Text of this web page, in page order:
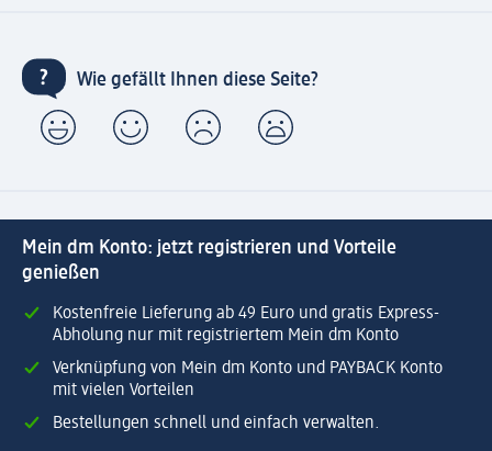
Wie gefällt Ihnen diese Seite?
Mein dm Konto: jetzt registrieren und Vorteile
genießen
Kostenfreie Lieferung ab 49 Euro und gratis Express-
Abholung nur mit registriertem Mein dm Konto
Verknüpfung von Mein dm Konto und PAYBACK Konto
mit vielen Vorteilen
Bestellungen schnell und einfach verwalten.